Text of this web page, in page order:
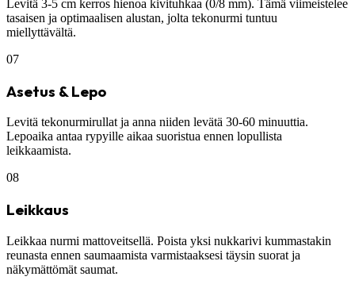
Levitä 3-5 cm kerros hienoa kivituhkaa (0/8 mm). Tämä viimeistelee
tasaisen ja optimaalisen alustan, jolta tekonurmi tuntuu
miellyttävältä.
07
Asetus & Lepo
Levitä tekonurmirullat ja anna niiden levätä 30-60 minuuttia.
Lepoaika antaa rypyille aikaa suoristua ennen lopullista
leikkaamista.
08
Leikkaus
Leikkaa nurmi mattoveitsellä. Poista yksi nukkarivi kummastakin
reunasta ennen saumaamista varmistaaksesi täysin suorat ja
näkymättömät saumat.